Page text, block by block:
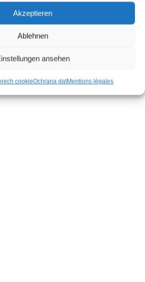
Akzeptieren
Ablehnen
ansehen
cookieOchrana datMentions légales